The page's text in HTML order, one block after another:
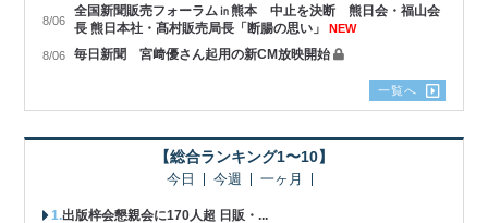
8/06
全国新聞販売フォーラム㏌熊本 中止を決断 熊日会・福山会
長 熊日本社・髙村販売局長「断腸の思い」
NEW
8/06 毎日新聞 宮﨑優さん起用の新CM放映開始
一覧へ
【総合ランキング1〜10】
今日 今週 一ヶ月
出版梓会懇親会に170人超 日販・...